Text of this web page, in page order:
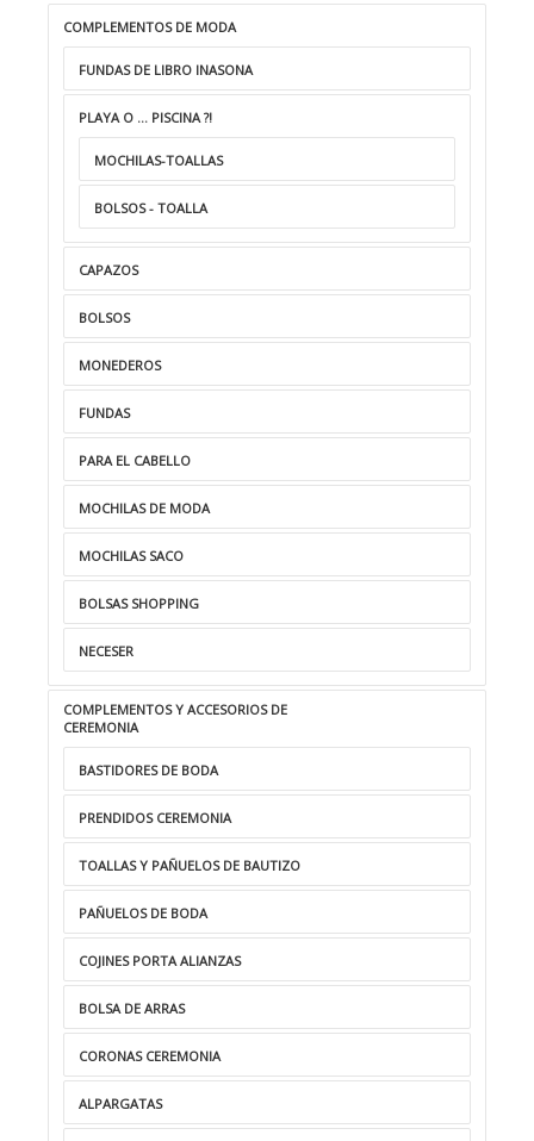
COMPLEMENTOS DE MODA
FUNDAS DE LIBRO INASONA
PLAYA O ... PISCINA ?!
MOCHILAS-TOALLAS
BOLSOS - TOALLA
CAPAZOS
BOLSOS
MONEDEROS
FUNDAS
PARA EL CABELLO
MOCHILAS DE MODA
MOCHILAS SACO
BOLSAS SHOPPING
NECESER
COMPLEMENTOS Y ACCESORIOS DE
CEREMONIA
BASTIDORES DE BODA
PRENDIDOS CEREMONIA
TOALLAS Y PAÑUELOS DE BAUTIZO
PAÑUELOS DE BODA
COJINES PORTA ALIANZAS
BOLSA DE ARRAS
CORONAS CEREMONIA
ALPARGATAS